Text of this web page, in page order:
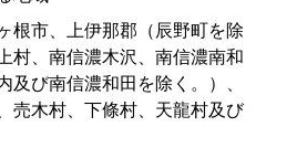
根市、上伊那郡（辰野町を除
村、南信濃木沢、南信濃南和
及び南信濃和田を除く。）、
売木村、下條村、天龍村及び